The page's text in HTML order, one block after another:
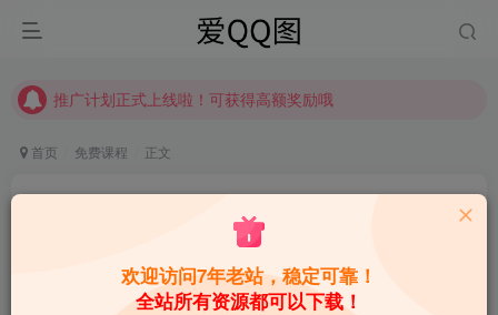
推广计划正式上线啦！可获得高额奖励哦
推广计划正式上线啦！可获得高额奖励哦
首页 免费课程 正文
1年前更新
0
欢迎访问7年老站，稳定可靠！
全站所有资源都可以下载！